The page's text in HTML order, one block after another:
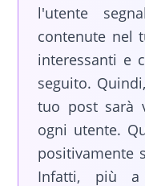
l'utente
contenute nel
interessanti e
seguito.
tuo post sarà
ogni utente.
positivamente
Infatti, più